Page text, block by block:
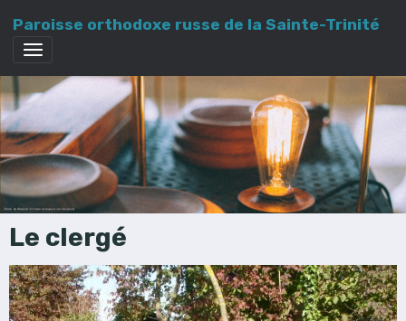
Paroisse orthodoxe russe de la Sainte-Trinité
Le clergé